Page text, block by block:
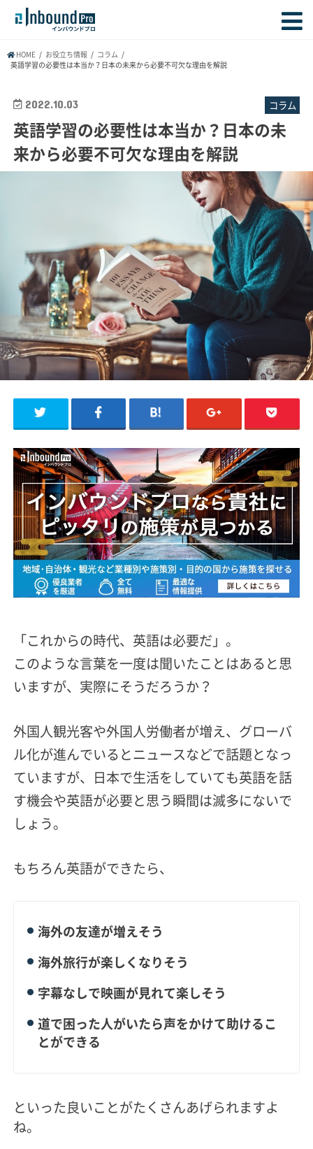
HOME お役立ち情報
コラム
英語学習の必要性は本当か？日本の未来から必要不可欠な理由を解説
コラム
2022.10.03
英語学習の必要性は本当か？日本の未
来から必要不可欠な理由を解説
「これからの時代、英語は必要だ」。
このような言葉を一度は聞いたことはあると思
いますが、実際にそうだろうか？
外国人観光客や外国人労働者が増え、グローバ
ル化が進んでいるとニュースなどで話題となっ
ていますが、日本で生活をしていても英語を話
す機会や英語が必要と思う瞬間は滅多にないで
しょう。
もちろん英語ができたら、
海外の友達が増えそう
海外旅行が楽しくなりそう
字幕なしで映画が見れて楽しそう
道で困った人がいたら声をかけて助けるこ
とができる
といった良いことがたくさんあげられますよ
ね。